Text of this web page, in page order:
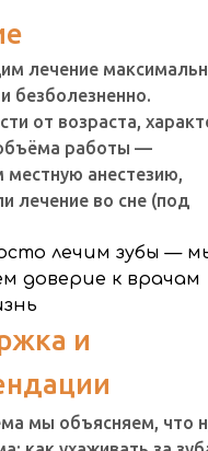
лечение
безболезненно.
от возраста,
работы —
местную анестезию,
лечение во сне (под
лечим зубы —
доверие к врачам
и
мы объясняем, что